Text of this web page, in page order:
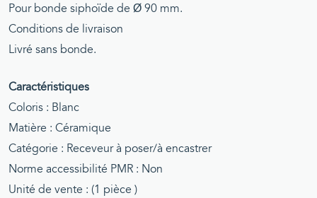
Pour bonde siphoïde de Ø 90 mm.
Conditions de livraison
Livré sans bonde.
Caractéristiques
Coloris : Blanc
Matière : Céramique
Catégorie : Receveur à poser/à encastrer
Norme accessibilité PMR : Non
Unité de vente : (1 pièce )